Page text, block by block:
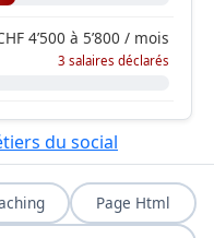
4’500 à 5’800 / mois
3 salaires déclarés
du social
Page Html